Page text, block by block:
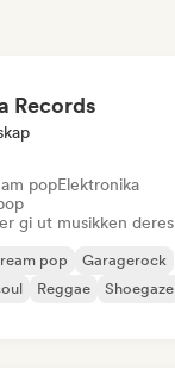
Records
popElektronika
gi ut musikken deres
pop
Garagerock
Reggae
Shoegaze